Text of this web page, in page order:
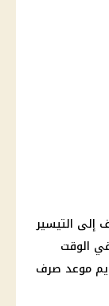
التيسير
الوقت
موعد صرف